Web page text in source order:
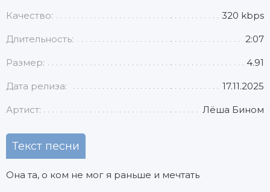
Качество: 320 kbps
Длительность: 2:07
Размер: 4.91
Дата релиза: 17.11.2025
Артист: Лёша Бином
Текст песни
Она та, о ком не мог я раньше и мечтать